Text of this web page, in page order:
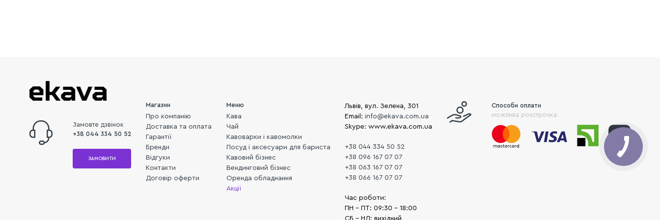
Замовте дзвінок
+38 044 334 50 52
ЗАМОВИТИ
Магазин
Про компанію
Доставка та оплата
Гарантії
Бренди
Відгуки
Контакти
Договір оферти
Меню
Кава
Чай
Кавоварки і кавомолки
Посуд і аксесуари для бариста
Кавовий бізнес
Вендинговий бізнес
Оренда обладнання
Акції
Львів, вул. Зелена, 301
Email:info@ekava.com.ua
Skype: www.ekava.com.ua
+38 044 334 50 52
+38 096 167 07 07
+38 063 167 07 07
+38 066 167 07 07
Час роботи:
ПН - ПТ: 09:30 - 18:00
Способи оплати
можлива розстрочка